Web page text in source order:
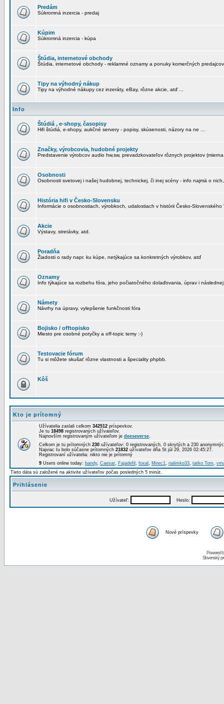
Predám
Súkromná inzercia - predaj
Kúpim
Súkromná inzercia - kúpa
Štúdia, internetové obchody
Štúdia, internetové obchody - reklamné oznamy a ponuky komerčných predajcov
Tipy na výhodný nákup
Tipy na výhodné nákupy cez inzeráty, eBay, rôzne akcie, atď ...
Info
Štúdiá , e-shopy, časopisy
Hifi štúdiá, e-shopy, aukčné servery - popisy, skúsenosti, názory na ne ...
Značky, výrobcovia, hudobné projekty
Predstavenie výrobcov audio hw,sw, prevadzkovateľov rôznych projektov
Osobnosti
Osobnosti svetovej i našej hudobnej, technickej, či inej scény - info najmä o
História hifi v Česko-Slovensku
Informácie o osobnostiach, výrobkoch, udalostiach v histórii Česko-Slovenského
Akcie
Výstavy, stretávky, atd.
Poradňa
Žiadosti o rady napr. ku kúpe, netýkajúce sa konkretných výrobkov, atď
Oznamy
Info týkajúce sa rozbehu fóra, jeho počiatočného dolaďovania, úprav i
Námety
Návrhy na úpravy, vylepšenie funkčnosti fóra
Bojisko / offtopisko
Miesto pre osobné potyčky a off-topic temy :-)
Testovacie fórum
Tu si môžete skušať rôzne vlastnosti a špeciality phpbb.
Kôš
Kto je prítomný
Užívatelia zaslali celkom 342512 príspevkov.
Je tu 18498 registrovaných užívateľov.
Najnovším registrovaným užívateľom je deeseverse.
Celkom je tu prítomných 230 užívateľov: 0 registrovaných, 0 skrytých a 230
Najviac tu bolo súčasne prítomných 21832 užívateľov dňa St júl 29, 2026 02:45:27.
Registrovaní užívatelia: nikto nie je prítomný
9 Users online today: bandy, Caesar, Fajadefil , foxal , Mirec1, nalimko33, tatko Tom,
Tieto dáta sú založené na aktivite užívateľov počas posledných 5 minút.
Prihlásenie
Užívateľ: Heslo:
Nové príspevky
Powered
Slovenský